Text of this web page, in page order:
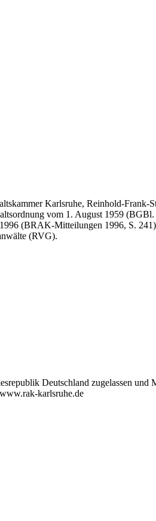
Karlsruhe, Reinhold-
vom 1. August 1959
(BRAK-Mitteilungen 1996, S.
(RVG).
Deutschland zugelassen
karlsruhe.de